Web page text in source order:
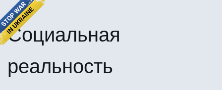
Социальная
реальность